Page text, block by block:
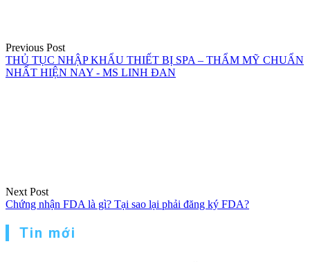
Previous Post
THỦ TỤC NHẬP KHẨU THIẾT BỊ SPA – THẨM MỸ CHUẨN
NHẤT HIỆN NAY - MS LINH ĐAN
Next Post
Chứng nhận FDA là gì? Tại sao lại phải đăng ký FDA?
Tin mới